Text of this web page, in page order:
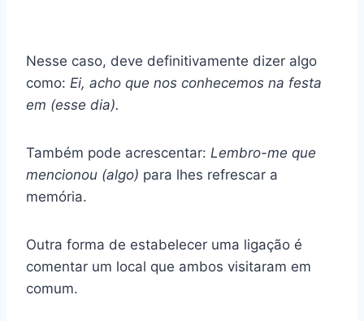
Nesse caso, deve definitivamente dizer algo
como: Ei, acho que nos conhecemos na festa
em (esse dia).
Também pode acrescentar: Lembro-me que
mencionou (algo) para lhes refrescar a
memória.
Outra forma de estabelecer uma ligação é
comentar um local que ambos visitaram em
comum.